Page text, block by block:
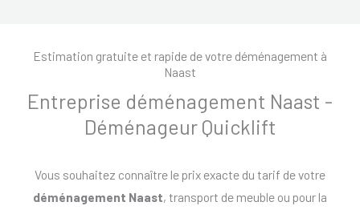
Estimation gratuite et rapide de votre déménagement à
Naast
Entreprise déménagement Naast -
Déménageur Quicklift
Vous souhaitez connaître le prix exacte du tarif de votre
déménagement Naast, transport de meuble ou pour la